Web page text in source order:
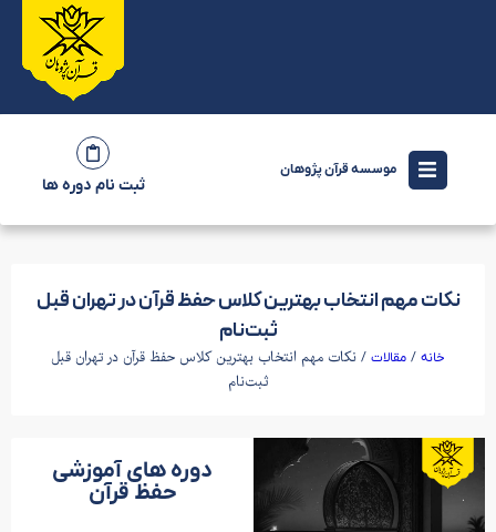
موسسه قرآن پژوهان
ثبت نام دوره ها
نکات مهم انتخاب بهترین کلاس حفظ قرآن در تهران قبل
ثبت‌نام
خانه / مقالات / نکات مهم انتخاب بهترین کلاس حفظ قرآن در تهران قبل
ثبت‌نام
دوره های آموزشی
حفظ قرآن